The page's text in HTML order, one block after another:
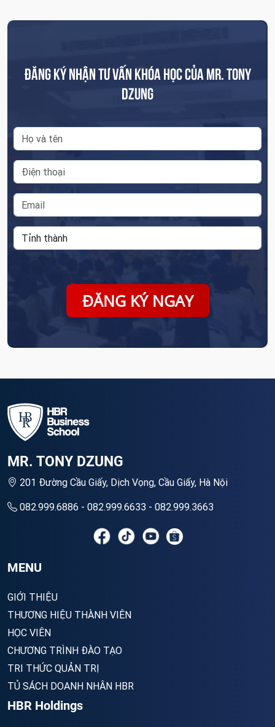
ĐĂNG KÝ NHẬN TƯ VẤN KHÓA HỌC CỦA MR. TONY
DZUNG
ĐĂNG KÝ NGAY
MR. TONY DZUNG
201 Đường Cầu Giấy, Dịch Vọng, Cầu Giấy, Hà Nội
082.999.6886 - 082.999.6633 - 082.999.3663
MENU
GIỚI THIỆU
THƯƠNG HIỆU THÀNH VIÊN
HỌC VIÊN
CHƯƠNG TRÌNH ĐÀO TẠO
TRI THỨC QUẢN TRỊ
TỦ SÁCH DOANH NHÂN HBR
HBR Holdings